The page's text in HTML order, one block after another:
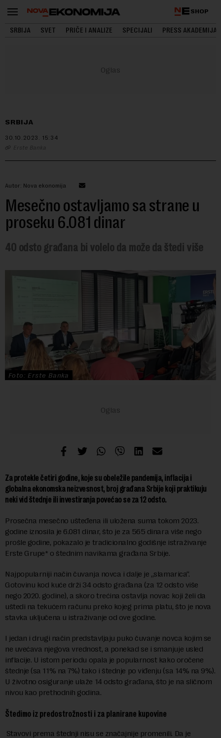
SHOP
SRBIJA SVET PRIČE I ANALIZE SPECIJALI PRESS AKADEMIJA
SRBIJA
30.10.2023. 15:34
Erste Banka
Autor: Nova ekonomija
Mesečno ostavljamo sa strane u
proseku 6.081 dinar
40 odsto građana bi volelo da može da štedi više
Foto: Erste Banka
Za protekle četiri godine, koje su obeležile pandemija, inflacija i
globalna ekonomska neizvesnost, broj građana Srbije koji praktikuju
neki vid štednje ili investiranja povećao se za 12 odsto.
Prosečna mesečno ušteđena ili uložena suma tokom 2023.
godine iznosila je 6.081 dinar, što je za 565 dinara više nego
prošle godine, pokazalo je tradicionalno godišnje istraživanje
Erste Grupe* o štednim navikama građana Srbije.
Najpopularniji način čuvanja novca i dalje je „slamarica“.
Gotovinu kod kuće drži 34 odsto građana (za 12 odsto više
nego 2020. godine), a skoro trećina ostavlja novac koji želi da
uštedi na tekućem računu preko kojeg prima platu, što je nova
stavka uključena u istraživanje od ove godine.
I jedan i drugi način predstavljaju puko čuvanje novca kojim se
ne uvećava njegova vrednost, a ponekad se i smanjuje usled
inflacije. U istom periodu opala je popularnost kako oročene
štednje (sa 11% na 7%) tako i štednje po viđenju (sa 14% na 9%).
U životno osiguranje ulaže 14 odsto građana, što je na sličnom
nivou kao prethodnih godina.
Štedimo iz predostrožnosti i za planirane kupovine
Stavovi prema štednji nisu se značajnije promenili. Da je